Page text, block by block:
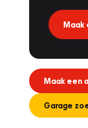
Maak
Maak een
Garage